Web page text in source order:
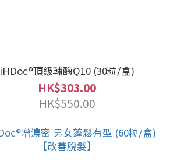
iHDoc®頂級輔酶Q10 (30粒/盒)
HK$303.00
HK$550.00